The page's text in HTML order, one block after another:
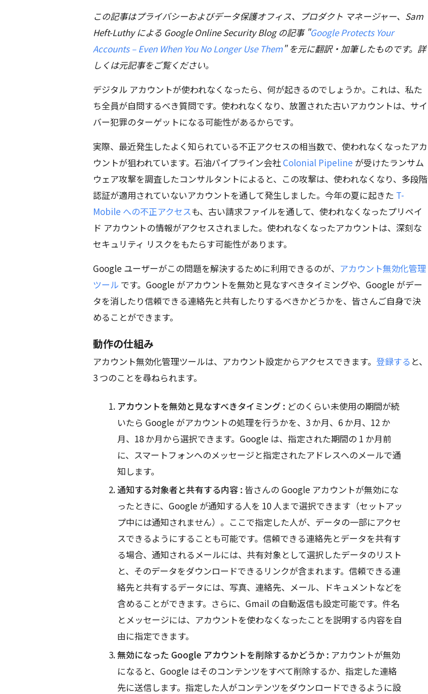
この記事はプライバシーおよびデータ保護オフィス、プロダクト マネージャー、Sam
Heft-Luthy による Google Online Security Blog の記事 "Google Protects Your
Accounts – Even When You No Longer Use Them" を元に翻訳・加筆したものです。詳
しくは元記事をご覧ください。
デジタル アカウントが使われなくなったら、何が起きるのでしょうか。これは、私た
ち全員が自問するべき質問です。使われなくなり、放置された古いアカウントは、サイ
バー犯罪のターゲットになる可能性があるからです。
実際、最近発生したよく知られている不正アクセスの相当数で、使われなくなったアカ
ウントが狙われています。石油パイプライン会社 Colonial Pipeline が受けたランサム
ウェア攻撃を調査したコンサルタントによると、この攻撃は、使われなくなり、多段階
認証が適用されていないアカウントを通して発生しました。今年の夏に起きた T-
Mobile への不正アクセスも、古い請求ファイルを通して、使われなくなったプリペイ
ド アカウントの情報がアクセスされました。使われなくなったアカウントは、深刻な
セキュリティ リスクをもたらす可能性があります。
Google ユーザーがこの問題を解決するために利用できるのが、 アカウント無効化管理
ツール です。Google がアカウントを無効と見なすべきタイミングや、Google がデー
タを消したり信頼できる連絡先と共有したりするべきかどうかを、皆さんご自身で決
めることができます。
動作の仕組み
アカウント無効化管理ツールは、アカウント設定からアクセスできます。 登録する と、
3 つのことを尋ねられます。
アカウントを無効と見なすべきタイミング : どのくらい未使用の期間が続
いたら Google がアカウントの処理を行うかを、3 か月、6 か月、12 か
月、18 か月から選択できます。Google は、指定された期間の 1 か月前
に、スマートフォンへのメッセージと指定されたアドレスへのメールで通
知します。
通知する対象者と共有する内容 : 皆さんの Google アカウントが無効にな
ったときに、Google が通知する人を 10 人まで選択できます（セットアッ
プ中には通知されません）。ここで指定した人が、データの一部にアクセ
スできるようにすることも可能です。信頼できる連絡先とデータを共有す
る場合、通知されるメールには、共有対象として選択したデータのリスト
と、そのデータをダウンロードできるリンクが含まれます。信頼できる連
絡先と共有するデータには、写真、連絡先、メール、ドキュメントなどを
含めることができます。さらに、Gmail の自動返信も設定可能です。件名
とメッセージには、アカウントを使わなくなったことを説明する内容を自
由に指定できます。
無効になった Google アカウントを削除するかどうか : アカウントが無効
になると、Google はそのコンテンツをすべて削除するか、指定した連絡
先に送信します。指定した人がコンテンツをダウンロードできるように設